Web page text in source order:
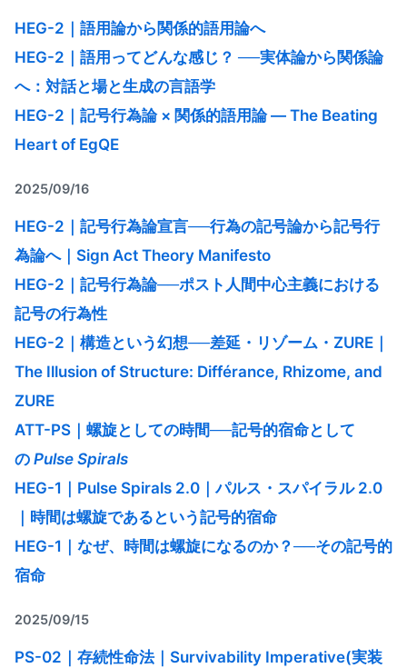
HEG-2｜語用論から関係的語用論へ
HEG-2｜語用ってどんな感じ？ ──実体論から関係論
へ：対話と場と生成の言語学
HEG-2｜記号行為論 × 関係的語用論 — The Beating
Heart of EgQE
2025/09/16
HEG-2｜記号行為論宣言──行為の記号論から記号行
為論へ｜Sign Act Theory Manifesto
HEG-2｜記号行為論──ポスト人間中心主義における
記号の行為性
HEG-2｜構造という幻想──差延・リゾーム・ZURE｜
The Illusion of Structure: Différance, Rhizome, and
ZURE
ATT-PS｜螺旋としての時間──記号的宿命として
の Pulse Spirals
HEG-1｜Pulse Spirals 2.0｜パルス・スパイラル 2.0
｜時間は螺旋であるという記号的宿命
HEG-1｜なぜ、時間は螺旋になるのか？──その記号的
宿命
2025/09/15
PS-02｜存続性命法｜Survivability Imperative(実装